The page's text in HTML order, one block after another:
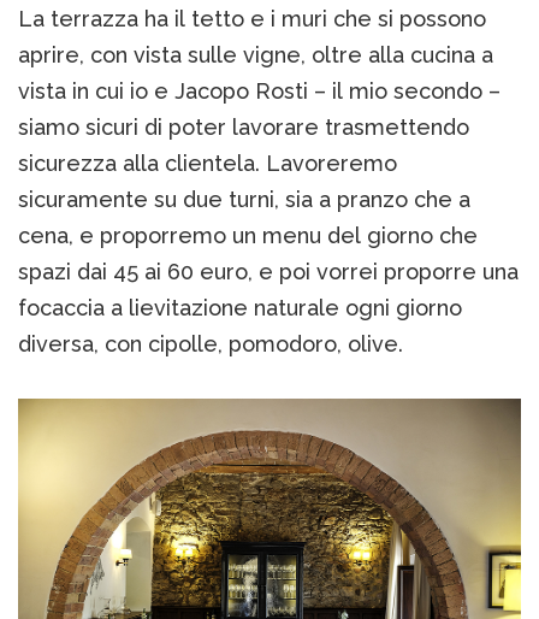
La terrazza ha il tetto e i muri che si possono
aprire, con vista sulle vigne, oltre alla cucina a
vista in cui io e Jacopo Rosti – il mio secondo –
siamo sicuri di poter lavorare trasmettendo
sicurezza alla clientela. Lavoreremo
sicuramente su due turni, sia a pranzo che a
cena, e proporremo un menu del giorno che
spazi dai 45 ai 60 euro, e poi vorrei proporre una
focaccia a lievitazione naturale ogni giorno
diversa, con cipolle, pomodoro, olive.